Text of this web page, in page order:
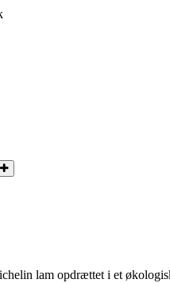
lam opdrættet i et